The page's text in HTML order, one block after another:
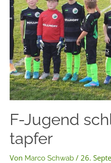
F-Jugend
tapfer
Von Marco Schwab / 26.